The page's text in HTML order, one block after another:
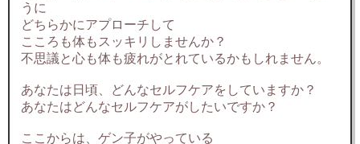
うに
どちらかにアプローチして
こころも体もスッキリしませんか？
不思議と心も体も疲れがとれているかもしれません。
あなたは日頃、どんなセルフケアをしていますか？
あなたはどんなセルフケアがしたいですか？
ここからは、ゲン子がやっている